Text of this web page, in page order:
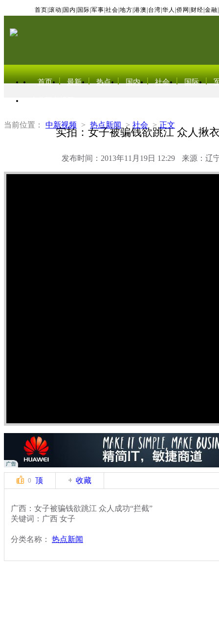
首页 滚动 国内 国际 军事 社会 地方 港澳 台湾 华人 侨网 财经 金融
首页 最新 热点 国内 社会 国际
当前位置： 中新视频 > 热点新闻 > 社会 > 正文
实拍：女子被骗钱欲跳江 众人揪
发布时间：2013年11月19日 12:29 来源：辽
0 顶 收藏
广西：女子被骗钱欲跳江 众人成功“拦截”
关键词：广西 女子
分类名称： 热点新闻